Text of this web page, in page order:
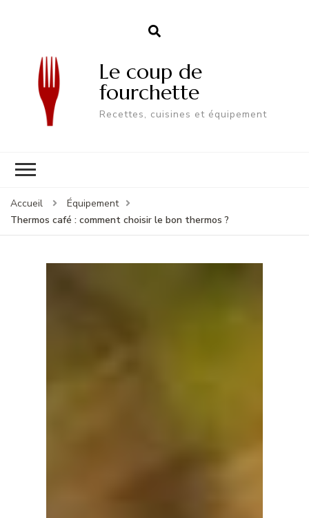
Le coup de
fourchette
Recettes, cuisines et équipement
Accueil
Équipement
Thermos café : comment choisir le bon thermos ?